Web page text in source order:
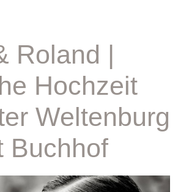
Roland |
Hochzeit
Weltenburg
Buchhof